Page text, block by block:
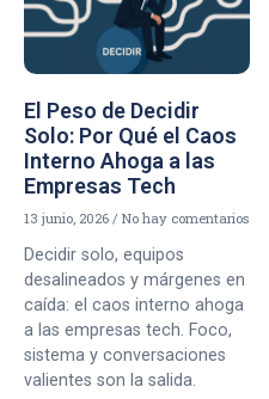
El Peso de Decidir
Solo: Por Qué el Caos
Interno Ahoga a las
Empresas Tech
13 junio, 2026 No hay comentarios
Decidir solo, equipos
desalineados y márgenes en
caída: el caos interno ahoga
a las empresas tech. Foco,
sistema y conversaciones
valientes son la salida.